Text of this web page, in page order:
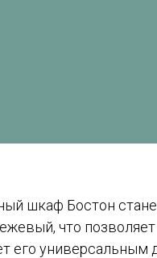
шкаф Бостон
что
его